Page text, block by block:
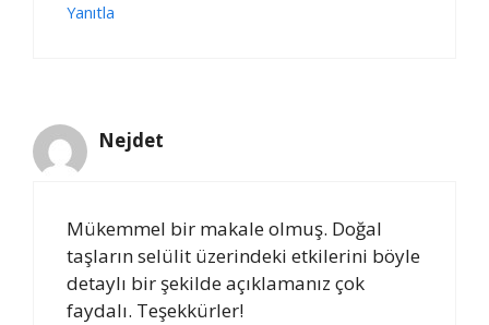
Yanıtla
Nejdet
Mükemmel bir makale olmuş. Doğal
taşların selülit üzerindeki etkilerini böyle
detaylı bir şekilde açıklamanız çok
faydalı. Teşekkürler!